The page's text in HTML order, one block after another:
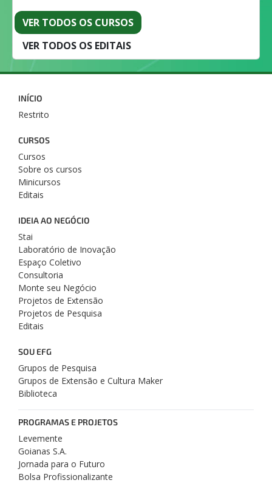
VER TODOS OS CURSOS
VER TODOS OS EDITAIS
INÍCIO
Restrito
CURSOS
Cursos
Sobre os cursos
Minicursos
Editais
IDEIA AO NEGÓCIO
Stai
Laboratório de Inovação
Espaço Coletivo
Consultoria
Monte seu Negócio
Projetos de Extensão
Projetos de Pesquisa
Editais
SOU EFG
Grupos de Pesquisa
Grupos de Extensão e Cultura Maker
Biblioteca
PROGRAMAS E PROJETOS
Levemente
Goianas S.A.
Jornada para o Futuro
Bolsa Profissionalizante